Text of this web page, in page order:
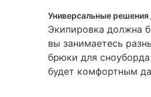
Универсальные решения
Экипировка должна
вы занимаетесь
брюки для
будет комфортным